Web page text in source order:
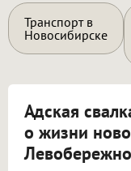
Транспорт в
Новосибирске
Адская
о жизни